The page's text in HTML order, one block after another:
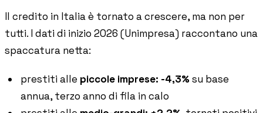
Il credito in Italia è tornato a crescere, ma non per
tutti. I dati di inizio 2026 (Unimpresa) raccontano una
spaccatura netta:
prestiti alle piccole imprese: -4,3% su base
annua, terzo anno di fila in calo